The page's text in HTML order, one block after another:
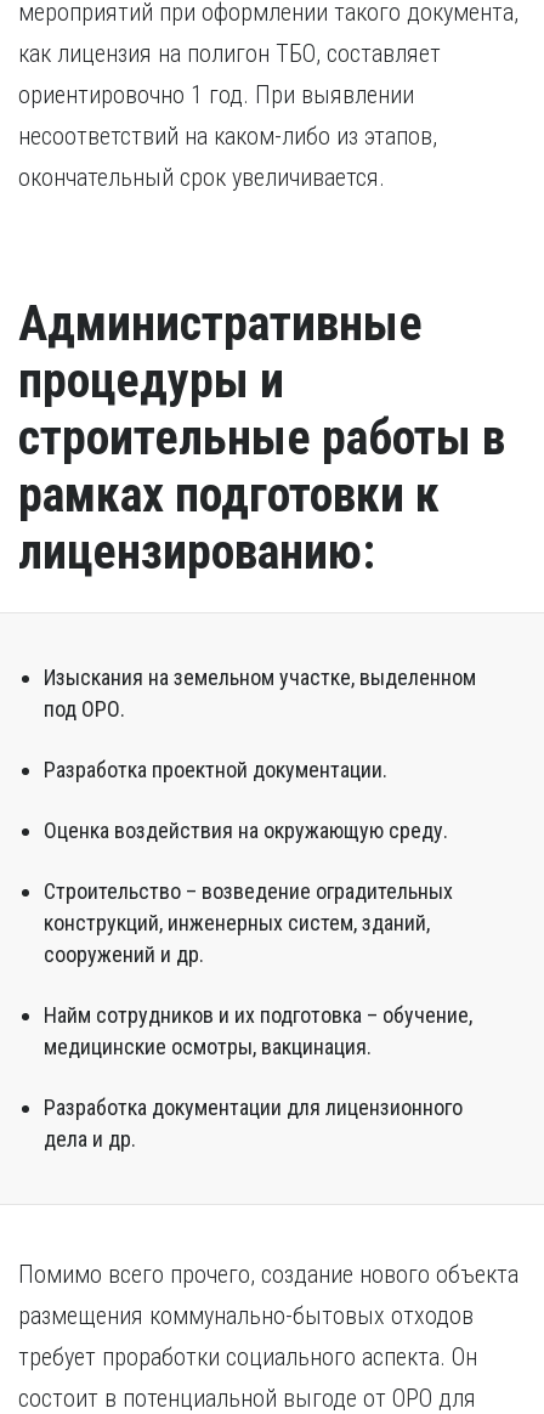
мероприятий при оформлении такого документа,
как лицензия на полигон ТБО, составляет
ориентировочно 1 год. При выявлении
несоответствий на каком-либо из этапов,
окончательный срок увеличивается.
Административные
процедуры и
строительные работы в
рамках подготовки к
лицензированию:
Изыскания на земельном участке, выделенном
под ОРО.
Разработка проектной документации.
Оценка воздействия на окружающую среду.
Строительство – возведение оградительных
конструкций, инженерных систем, зданий,
сооружений и др.
Найм сотрудников и их подготовка – обучение,
медицинские осмотры, вакцинация.
Разработка документации для лицензионного
дела и др.
Помимо всего прочего, создание нового объекта
размещения коммунально-бытовых отходов
требует проработки социального аспекта. Он
состоит в потенциальной выгоде от ОРО для